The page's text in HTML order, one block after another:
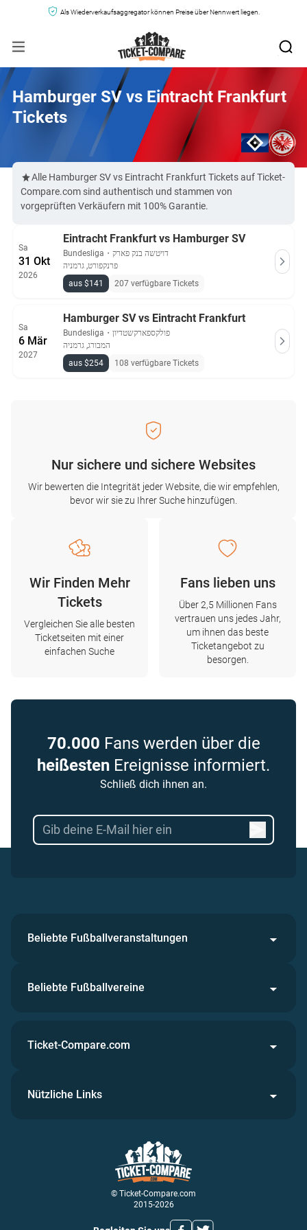
Als Wiederverkaufsaggregator können Preise über Nennwert liegen.
Hamburger SV vs Eintracht Frankfurt
Tickets
Alle Hamburger SV vs Eintracht Frankfurt Tickets auf Ticket-
Compare.com sind authentisch und stammen von
vorgeprüften Verkäufern mit 100% Garantie.
Sa
31 Okt
2026
Eintracht Frankfurt vs Hamburger SV
Bundesliga ・ דויטשה בנק פארק
פרנקפורט, גרמניה
aus $141
207 verfügbare Tickets
Sa
6 Mär
2027
Hamburger SV vs Eintracht Frankfurt
Bundesliga ・ פולקספארקשטדיון
המבורג, גרמניה
aus $254
108 verfügbare Tickets
Nur sichere und sichere Websites
Wir bewerten die Integrität jeder Website, die wir empfehlen,
bevor wir sie zu Ihrer Suche hinzufügen.
Wir Finden Mehr
Tickets
Vergleichen Sie alle besten
Ticketseiten mit einer
einfachen Suche
Fans lieben uns
Über 2,5 Millionen Fans
vertrauen uns jedes Jahr,
um ihnen das beste
Ticketangebot zu
besorgen.
70.000 Fans werden über die
heißesten Ereignisse informiert.
Schließ dich ihnen an.
Beliebte Fußballveranstaltungen
Beliebte Fußballvereine
© Ticket-Compare.com
2015-2026
Ticket-Compare.com
Nützliche Links